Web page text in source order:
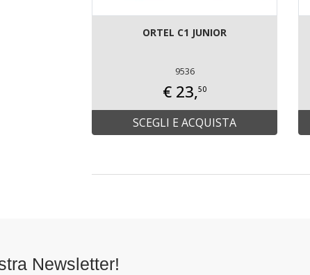
ORTEL C1 JUNIOR
9536
€ 23,50
SCEGLI E ACQUISTA
Newsletter!